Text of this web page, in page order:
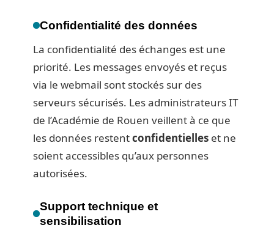
Confidentialité des données
La confidentialité des échanges est une
priorité. Les messages envoyés et reçus
via le webmail sont stockés sur des
serveurs sécurisés. Les administrateurs IT
de l’Académie de Rouen veillent à ce que
les données restentconfidentielles et ne
soient accessibles qu’aux personnes
autorisées.
Support technique et
sensibilisation